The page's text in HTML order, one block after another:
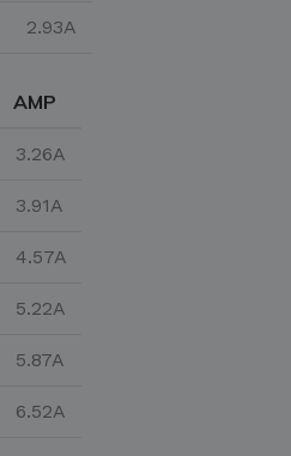
2.93A
AMP
3.26A
3.91A
4.57A
5.22A
5.87A
6.52A